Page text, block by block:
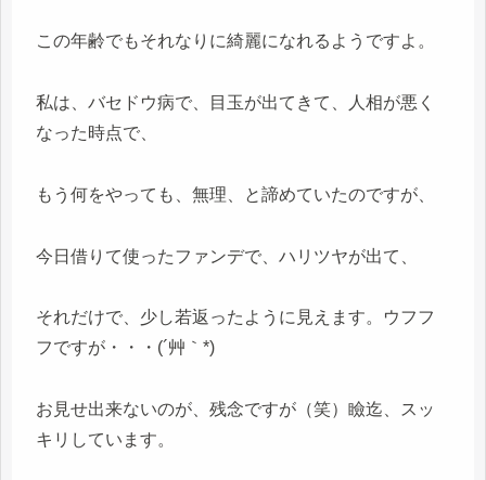
この年齢でもそれなりに綺麗になれるようですよ。
私は、バセドウ病で、目玉が出てきて、人相が悪く
なった時点で、
もう何をやっても、無理、と諦めていたのですが、
今日借りて使ったファンデで、ハリツヤが出て、
それだけで、少し若返ったように見えます。ウフフ
フですが・・・(´艸｀*)
お見せ出来ないのが、残念ですが（笑）瞼迄、スッ
キリしています。